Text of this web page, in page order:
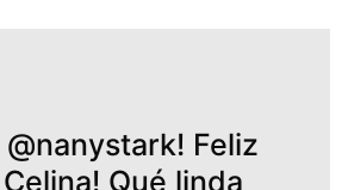
Feliz
Qué linda